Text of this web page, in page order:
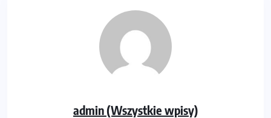
admin (Wszystkie wpisy)